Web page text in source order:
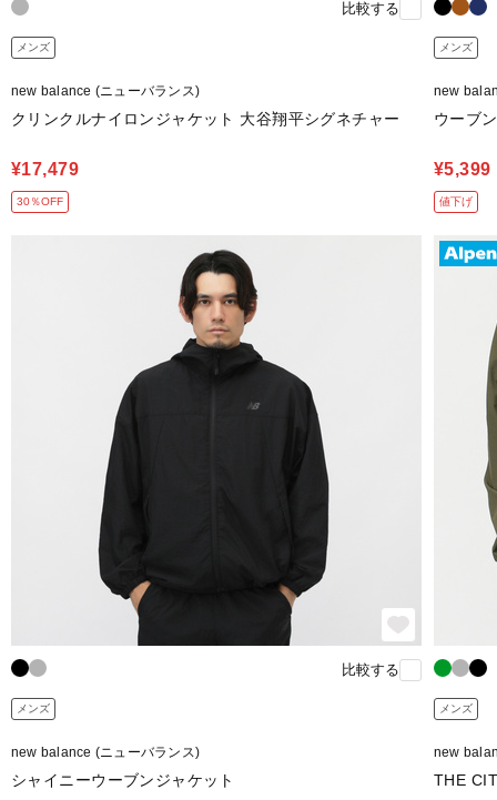
比較する
メンズ
new balance (ニューバランス)
クリンクルナイロンジャケット 大谷翔平シグネチャー
¥17,479
30％OFF
メンズ
new
ウーブ
¥5,399
値下げ
比較する
メンズ
new balance (ニューバランス)
シャイニーウーブンジャケット
メンズ
new
THE